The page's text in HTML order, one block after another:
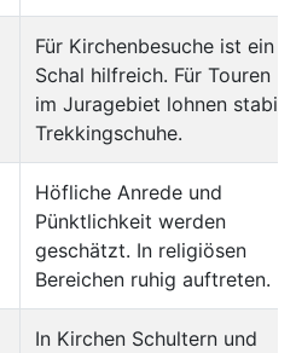
Für Kirchenbesuche ist ein
Schal hilfreich. Für Touren
im Juragebiet lohnen stabile
Trekkingschuhe.
Höfliche Anrede und
Pünktlichkeit werden
geschätzt. In religiösen
Bereichen ruhig auftreten.
In Kirchen Schultern und